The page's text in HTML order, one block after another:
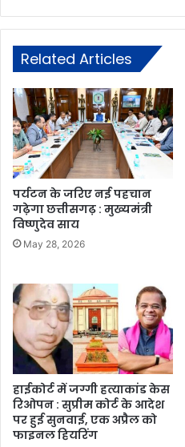
Related Articles
पर्यटन के जरिए नई पहचान
गढ़ेगा छत्तीसगढ़ : मुख्यमंत्री
विष्णुदेव साय
May 28, 2026
हाईकोर्ट में जग्गी हत्याकांड केस
रिओपन : सुप्रीम कोर्ट के आदेश
पर हुई सुनवाई, एक अप्रैल को
फाइनल हियरिंग